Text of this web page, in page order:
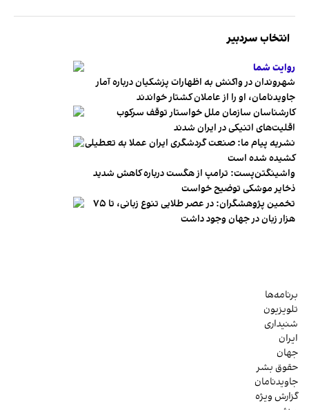
انتخاب سردبیر
روایت شما
شهروندان در واکنش به اظهارات پزشکیان درباره آمار
جاویدنامان، او را از عاملان کشتار خواندند
کارشناسان سازمان ملل خواستار توقف سرکوب
اقلیت‌های اتنیکی در ایران شدند
نشریه پیام ما: صنعت گردشگری ایران عملا به تعطیلی
کشیده شده است
واشینگتن‌پست: ترامپ از هگست درباره کاهش شدید
ذخایر موشکی توضیح خواست
تخمین پژوهشگران: در عصر طلایی تنوع زبانی، تا ۷۵
هزار زبان در جهان وجود داشت
برنامه‌ها
تلویزیون
شنیداری
ایران
جهان
حقوق بشر
جاویدنامان
گزارش ویژه